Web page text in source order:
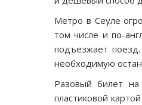
Метро в Сеуле
том числе и по-
подъезжает
необходимую
Разовый билет на
пластиковой